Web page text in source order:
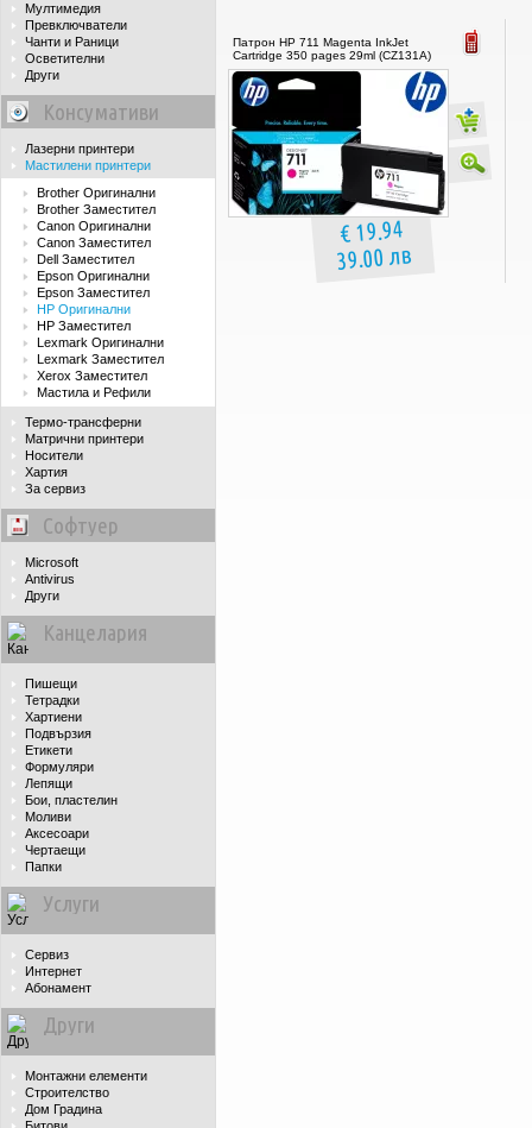
Мултимедия
Превключватели
Чанти и Раници
Осветителни
Други
Консумативи
Лазерни принтери
Мастилени принтери
Brother Оригинални
Brother Заместител
Canon Оригинални
Canon Заместител
Dell Заместител
Epson Оригинални
Epson Заместител
HP Оригинални
HP Заместител
Lexmark Оригинални
Lexmark Заместител
Xerox Заместител
Мастила и Рефили
Термо-трансферни
Матрични принтери
Носители
Хартия
За сервиз
Софтуер
Microsoft
Antivirus
Други
Канцелария
Пишещи
Тетрадки
Хартиени
Подвързия
Етикети
Формуляри
Лепящи
Бои, пластелин
Моливи
Аксесоари
Чертаещи
Папки
Услуги
Сервиз
Интернет
Абонамент
Други
Монтажни елементи
Строителство
Дом Градина
Патрон HP 711 Magenta InkJet
Cartridge 350 pages 29ml (CZ131A)
€ 19.94
39.00 лв